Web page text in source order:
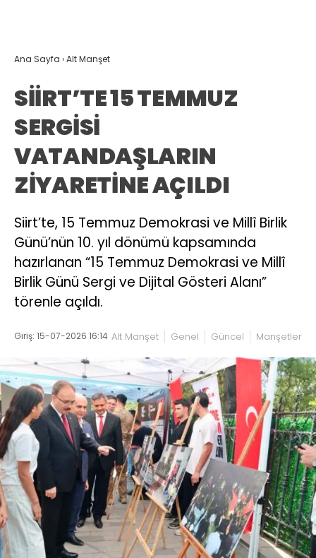
Ana Sayfa ›Alt Manşet
SİİRT’TE 15 TEMMUZ
SERGİSİ
VATANDAŞLARIN
ZİYARETİNE AÇILDI
Siirt’te, 15 Temmuz Demokrasi ve Millî Birlik
Günü’nün 10. yıl dönümü kapsamında
hazırlanan “15 Temmuz Demokrasi ve Millî
Birlik Günü Sergi ve Dijital Gösteri Alanı”
törenle açıldı.
Giriş: 15-07-2026 16:14 Alt Manşet Genel Güncel Manşetler